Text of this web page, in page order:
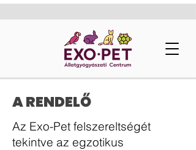
A RENDELŐ
Az Exo-Pet felszereltségét
tekintve az egzotikus